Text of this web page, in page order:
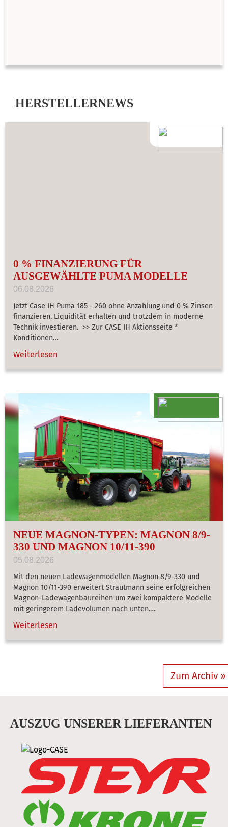
HERSTELLERNEWS
06.08.2026
0 % FINANZIERUNG FÜR
AUSGEWÄHLTE PUMA MODELLE
Jetzt Case IH Puma 185 - 260 ohne Anzahlung und 0 % Zinsen
finanzieren. Liquidität erhalten und trotzdem in moderne
Technik investieren. >> Zur CASE IH Aktionsseite *
Konditionen…
Weiterlesen
05.08.2026
NEUE MAGNON-TYPEN: MAGNON 8/9-
330 UND MAGNON 10/11-390
Mit den neuen Ladewagenmodellen Magnon 8/9-330 und
Magnon 10/11-390 erweitert Strautmann seine erfolgreichen
Magnon-Ladewagenbaureihen um zwei kompaktere Modelle
mit geringerem Ladevolumen nach unten.…
Weiterlesen
Zum Archiv »
AUSZUG UNSERER LIEFERANTEN